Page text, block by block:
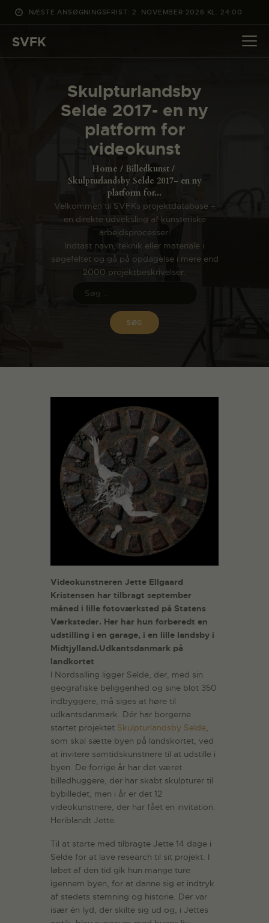
NÆSTE ANSØGNINGSFRIST: 2. NOVEMBER 2026 KL. 24:00
SVFK
Skulpturlandsby
Selde 2017- en ny
platform for
videokunst
Home
Billedkunst
Skulpturlandsby Selde 2017- en ny
platform for...
Velkommen til SVFKs projektdatabase –
en direkte udveksling af kunsteriske
arbejdsprocesser.
Indtast navn, teknik eller materiale i
søgefeltet og gå på opdagelse i mere end
2000 projektbeskrivelser.
DET SKER
PROJEKTER
CHANNEL
ANSØG
ENGLISH
Videokunstneren Jette Ellgaard
Kristensen har tilbragt september
måned i lille fotoværksted på Statens
Værksteder. Her har hun forberedt en
udstilling i en garage, i en lille landsby i
Midtjylland.Udkantsdanmark på
landkortet
I Nordsalling ligger Selde, der, med sin
geografiske beliggenhed og sine blot 350
indbyggere, må siges at høre til
udkantsdanmark. Dér har borgerne
startet projektet Skulpturlandsby Selde,
som skal sætte byen på landskortet, ved
at invitere samtidskunstnere til at udstille i
byen. De forrige år har det været
billedhuggere, der har skabt skulpturer til
bybilledet, men i år er det 12
videokunstnere, der har fået en invitation.
Heriblandt Jette.
Til at starte med tilbragte Jette 14 dage i
Selde for at lave research til sit projekt. I
løbet af den tid gik hun mange ture
igennem byen, for at danne sig et indtryk
af stedets stemning og historie. Der var
især én lyd, der skilte sig ud og, i Jettes